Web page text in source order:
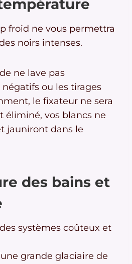
froid ne vous permettra
noirs intenses.
ne lave pas
ou les tirages
le fixateur ne sera
éliminé, vos blancs ne
jauniront dans le
des bains et
systèmes coûteux et
grande glaciaire de